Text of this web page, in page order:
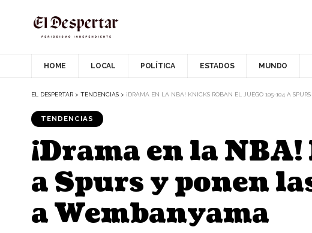
HOME LOCAL POLÍTICA ESTADOS MUNDO
EL DESPERTAR > TENDENCIAS > ¡DRAMA EN LA NBA! KNICKS ROBAN EL JUEGO 105-104 A
TENDENCIAS
¡Drama en la
a Spurs y ponen
a Wembanyama